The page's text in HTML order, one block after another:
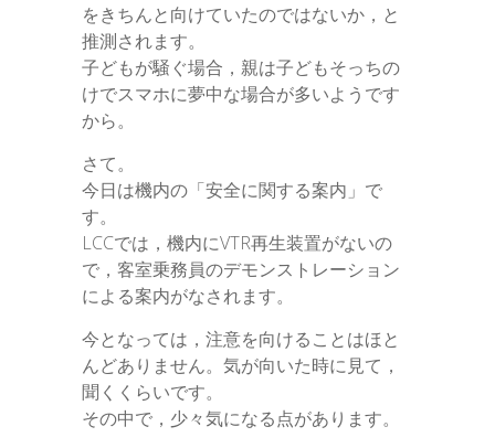
をきちんと向けていたのではないか，と
推測されます。
子どもが騒ぐ場合，親は子どもそっちの
けでスマホに夢中な場合が多いようです
から。
さて。
今日は機内の「安全に関する案内」で
す。
LCCでは，機内にVTR再生装置がないの
で，客室乗務員のデモンストレーション
による案内がなされます。
今となっては，注意を向けることはほと
んどありません。気が向いた時に見て，
聞くくらいです。
その中で，少々気になる点があります。